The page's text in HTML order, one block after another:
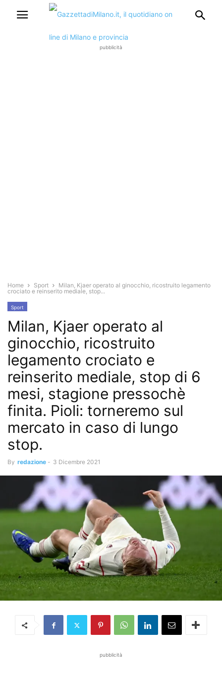
pubblicità
Home Sport
Milan, Kjaer operato al ginocchio, ricostruito legamento
crociato e reinserito mediale, stop...
Sport
Milan, Kjaer operato al
ginocchio, ricostruito
legamento crociato e
reinserito mediale, stop di 6
mesi, stagione pressochè
finita. Pioli: torneremo sul
mercato in caso di lungo
stop.
By redazione - 3 Dicembre 2021
pubblicità